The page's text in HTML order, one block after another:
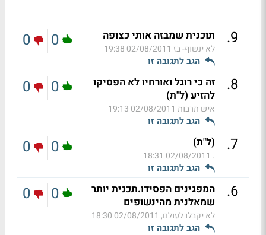
9
. תוכנית שמבזה אותי כצופה
לא ינשוף- בז 02/08/2011 19:38
הגב לתגובה זו
0
0
8
.
זה כי רוגל ואורחיו לא הפסיקו
להזיע (ל"ת)
איש תרבות 02/08/2011 19:13
הגב לתגובה זו
0
0
7
. (ל"ת)
.
02/08/2011 18:31
הגב לתגובה זו
0
0
6
.
המפגינים הפסידו.תכנית יותר
שמאלנית מהינשופים
לא יקבלו לעולם, 02/08/2011 18:30
הגב לתגובה זו
0
0